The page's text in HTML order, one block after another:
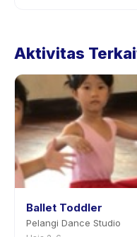
pada halaman aktivitas
pemberitahuan
Aktivitas
Ballet Toddler
Pelangi Dance Studio